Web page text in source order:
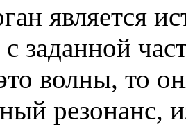
является
заданной
волны, то
резонанс,